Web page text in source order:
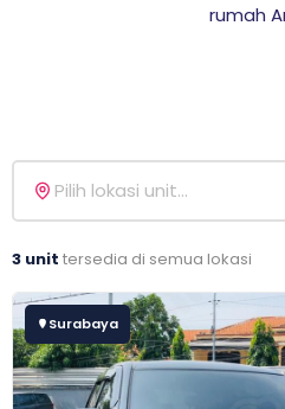
rumah
3 unit tersedia di semua lokasi
Surabaya